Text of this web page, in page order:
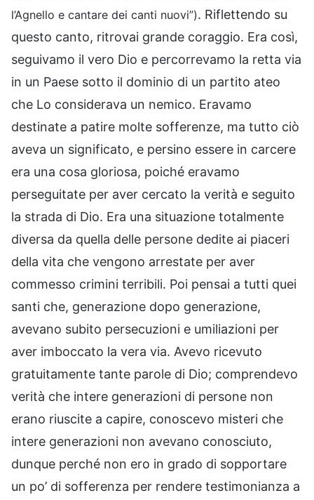
l’Agnello e cantare dei canti nuovi”). Riflettendo su
questo canto, ritrovai grande coraggio. Era così,
seguivamo il vero Dio e percorrevamo la retta via
in un Paese sotto il dominio di un partito ateo
che Lo considerava un nemico. Eravamo
destinate a patire molte sofferenze, ma tutto ciò
aveva un significato, e persino essere in carcere
era una cosa gloriosa, poiché eravamo
perseguitate per aver cercato la verità e seguito
la strada di Dio. Era una situazione totalmente
diversa da quella delle persone dedite ai piaceri
della vita che vengono arrestate per aver
commesso crimini terribili. Poi pensai a tutti quei
santi che, generazione dopo generazione,
avevano subito persecuzioni e umiliazioni per
aver imboccato la vera via. Avevo ricevuto
gratuitamente tante parole di Dio; comprendevo
verità che intere generazioni di persone non
erano riuscite a capire, conoscevo misteri che
intere generazioni non avevano conosciuto,
dunque perché non ero in grado di sopportare
un po’ di sofferenza per rendere testimonianza a